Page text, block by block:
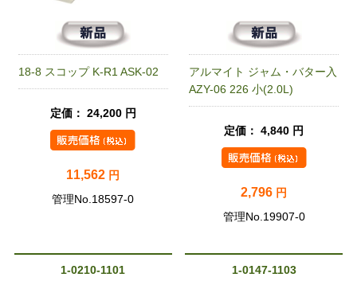
18-8 スコップ K-R1 ASK-02
定価： 24,200 円
11,562 円
管理No.18597-0
アルマイト ジャム・バター入
AZY-06 226 小(2.0L)
定価： 4,840 円
2,796 円
管理No.19907-0
1-0210-1101 1-0147-1103